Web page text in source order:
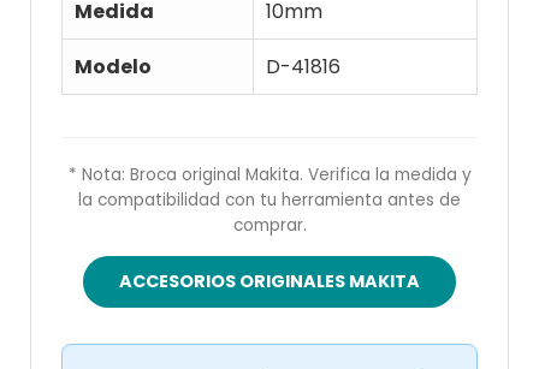
Medida
10mm
Modelo
D-41816
* Nota: Broca original Makita. Verifica la medida y
la compatibilidad con tu herramienta antes de
comprar.
ACCESORIOS ORIGINALES MAKITA